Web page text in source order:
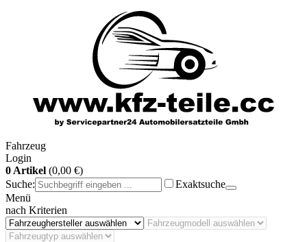
Fahrzeug
Login
0 Artikel (0,00 €)
Suche:
Exaktsuche
Menü
nach Kriterien